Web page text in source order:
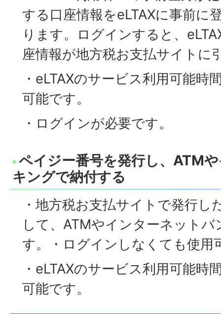
する口座情報をeLTAXに事前に
ります。ログインすると、
座情報が地方税お支払サイトに
・eLTAXのサービス利用可能時
可能です。
・ログインが必要です。
ペイジー番号を発行し、ATM
キングで納付する
・地方税お支払サイトで発行し
して、ATMやインターネット
す。・ログインしなくても使用
・eLTAXのサービス利用可能時
可能です。